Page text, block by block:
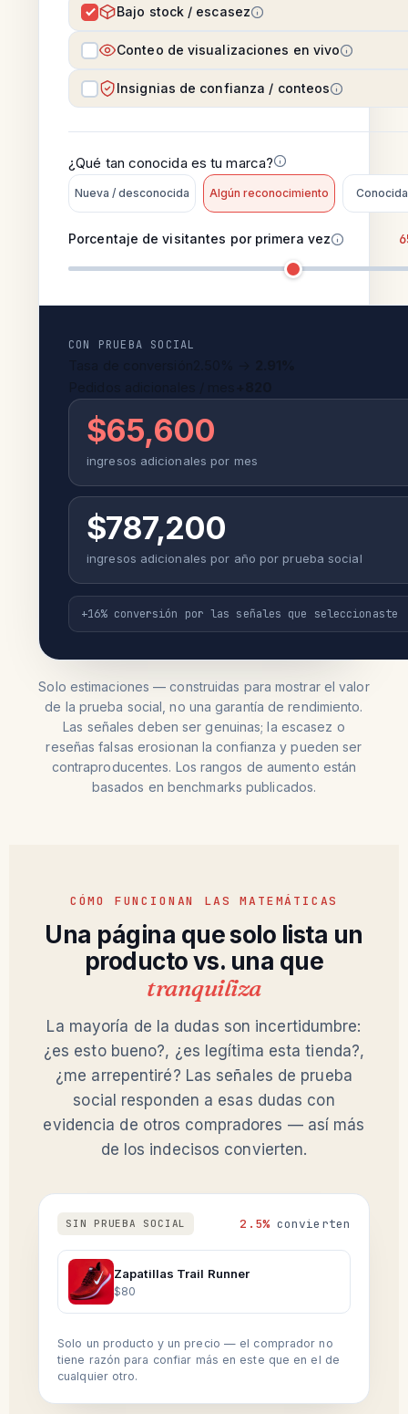
Bajo stock / escasez
Conteo de visualizaciones en vivo
Insignias de confianza / conteos
¿Qué tan conocida es tu marca?
Nueva / desconocida Algún reconocimiento Conocida
Porcentaje de visitantes por primera vez
CON PRUEBA SOCIAL
$65,600
ingresos adicionales por mes
$787,200
ingresos adicionales por año por prueba social
+16% conversión por las señales que seleccionaste
Solo estimaciones — construidas para mostrar el valor
de la prueba social, no una garantía de rendimiento.
Las señales deben ser genuinas; la escasez o
reseñas falsas erosionan la confianza y pueden ser
contraproducentes. Los rangos de aumento están
basados en benchmarks publicados.
CÓMO FUNCIONAN LAS MATEMÁTICAS
Una página que solo lista un
producto vs. una que
tranquiliza
La mayoría de la dudas son incertidumbre:
¿es esto bueno?, ¿es legítima esta tienda?,
¿me arrepentiré? Las señales de prueba
social responden a esas dudas con
evidencia de otros compradores — así más
de los indecisos convierten.
SIN PRUEBA SOCIAL 2.5%convierten
Zapatillas Trail Runner
$80
Solo un producto y un precio — el comprador no
tiene razón para confiar más en este que en el de
cualquier otro.